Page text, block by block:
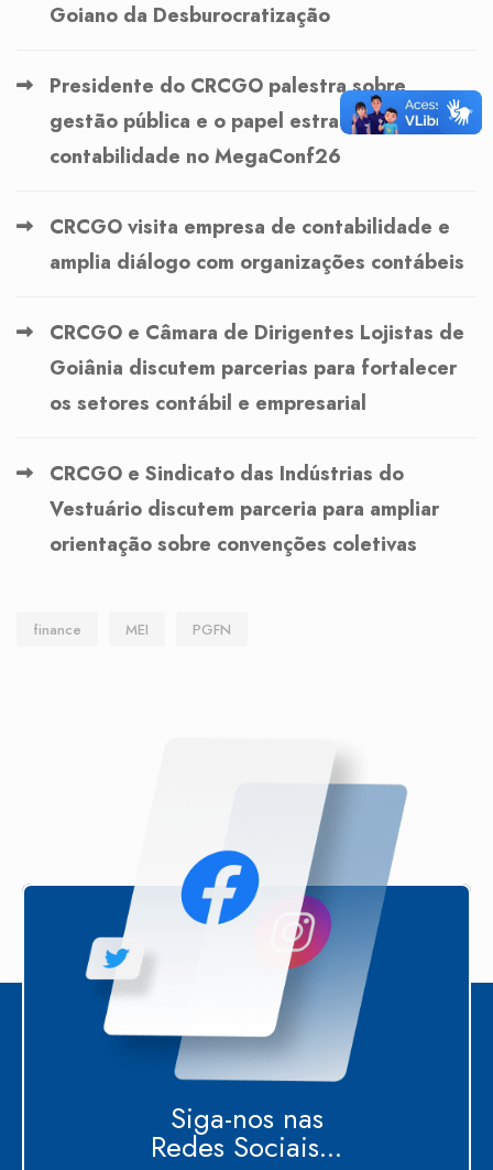
Goiano da Desburocratização
Presidente do CRCGO palestra sobre
gestão pública e o papel estratégico da
contabilidade no MegaConf26
CRCGO visita empresa de contabilidade e
amplia diálogo com organizações contábeis
CRCGO e Câmara de Dirigentes Lojistas de
Goiânia discutem parcerias para fortalecer
os setores contábil e empresarial
CRCGO e Sindicato das Indústrias do
Vestuário discutem parceria para ampliar
orientação sobre convenções coletivas
finance MEI PGFN
Siga-nos nas
Redes Sociais...